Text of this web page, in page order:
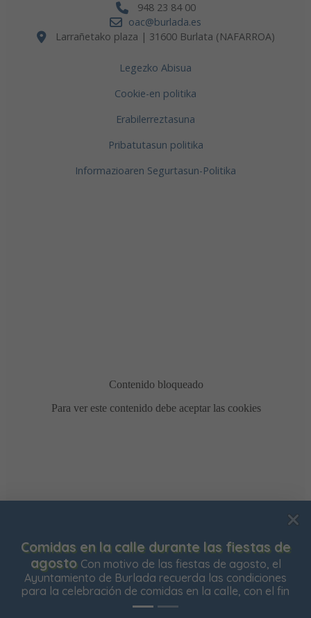
Bonificación de la Contribución
está abierto el plazo para solicitar la
Impuesto de Contribución Territorial para el
ejercicio. Las personas propietarias de su
948 23 84 00
oac@burlada.es
Larrañetako plaza | 31600 Burlata (NAFARROA)
Legezko Abisua
Cookie-en politika
Erabilerreztasuna
Pribatutasun politika
Informazioaren Segurtasun-Politika
Usamos cookies para mejorar su experiencia de
navegación en nuestra web, para mostrarle contenidos
personalizados y analizar el tráfico de nuestra web.
Aceptar todas
Configurar